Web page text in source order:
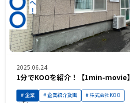
2025.06.24
1分でKOOを紹介！【1min-movie】
企業 企業紹介動画 株式会社KOO